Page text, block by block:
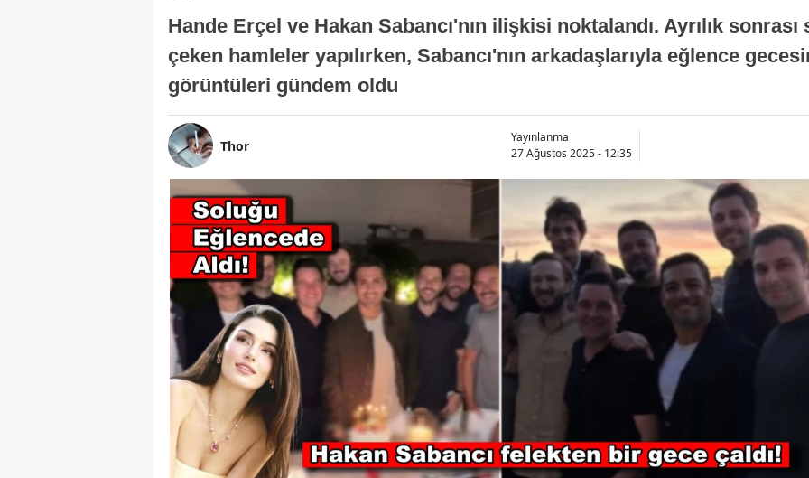
Hande Erçel ve Hakan Sabancı'nın ilişkisi noktalandı. Ayrılık
çeken hamleler yapılırken, Sabancı'nın arkadaşlarıyla eğlence
görüntüleri gündem oldu
Thor
Yayınlanma
27 Ağustos 2025 - 12:35